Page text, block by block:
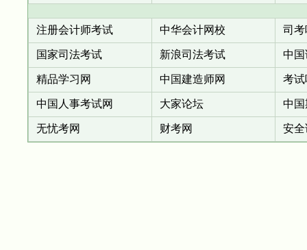
注册会计师考试 中华会计网校 司考
国家司法考试 新浪司法考试 中
精品学习网 中国建造师网 考试
中国人事考试网 大家论坛 中
无忧考网 财考网 安